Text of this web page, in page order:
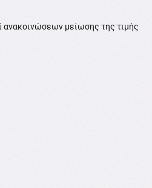
ανακοινώσεων μείωσης της τιμής